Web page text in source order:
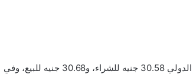
وفي البنوك الخاصة، سجل سعر صرف الدولار في البنك التجاري الدولي 30.58 جنيه للشراء، و30.68 جنيه للبيع، وفي